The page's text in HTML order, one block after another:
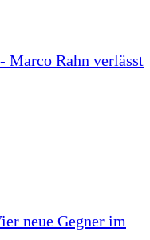
Marco Rahn verlässt
neue Gegner im